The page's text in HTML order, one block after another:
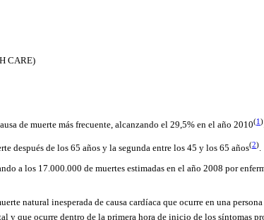
CARE)
de muerte más frecuente, alcanzando el 29,5% en el año 2010(1)
después de los 65 años y la segunda entre los 45 y los 65 años(2)
a los 17.000.000 de muertes estimadas en el año 2008 por
natural inesperada de causa cardíaca que ocurre en una
y que ocurre dentro de la primera hora de inicio de los síntomas